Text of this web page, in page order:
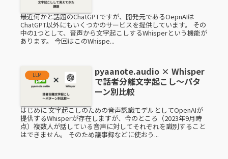
最近何かと話題のChatGPTですが、開発元であるOepnAIは
ChatGPT以外にもいくつかのサービスを提供しています。 その
中の1つとして、音声から文字起こしするWhisperという機能が
あります。 今回はこのWhispe...
LLM
pyaanote.audio × Whisper
で話者分離文字起こし〜パタ
ーン別比較
はじめに 文字起こしのための音声認識モデルとしてOpenAIが
提供するWhisperが存在しますが、今のところ（2023年9月時
点）複数人が話している音声に対してそれぞれを識別すること
はできません。 そのため議事録などに使おう...